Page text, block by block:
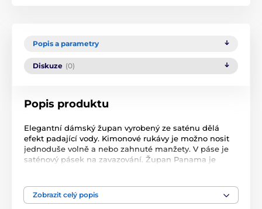
Popis a parametry
Diskuze (0)
Popis produktu
Elegantní dámský župan vyrobený ze saténu dělá
efekt padající vody. Kimonové rukávy je možno nosit
jednoduše volně a nebo zahnuté manžety. V páse je
saténový pásek na zavazování. Župan Panama je
vysoký lesk na vnější straně. Celková délka měřená od
bočního švu je 89 cm. Župan je zabalen v elegantním
Zobrazit celý popis